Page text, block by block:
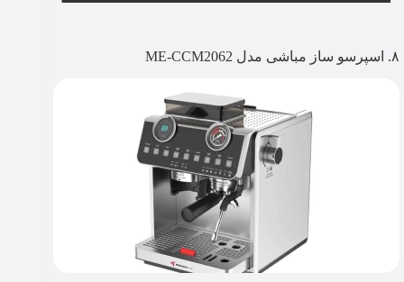
۸. اسپرسو ساز مباشی مدل ME-CCM2062